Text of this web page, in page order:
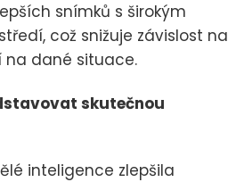
snímků s širokým
což snižuje závislost na
dané situace.
skutečnou
inteligence zlepšila